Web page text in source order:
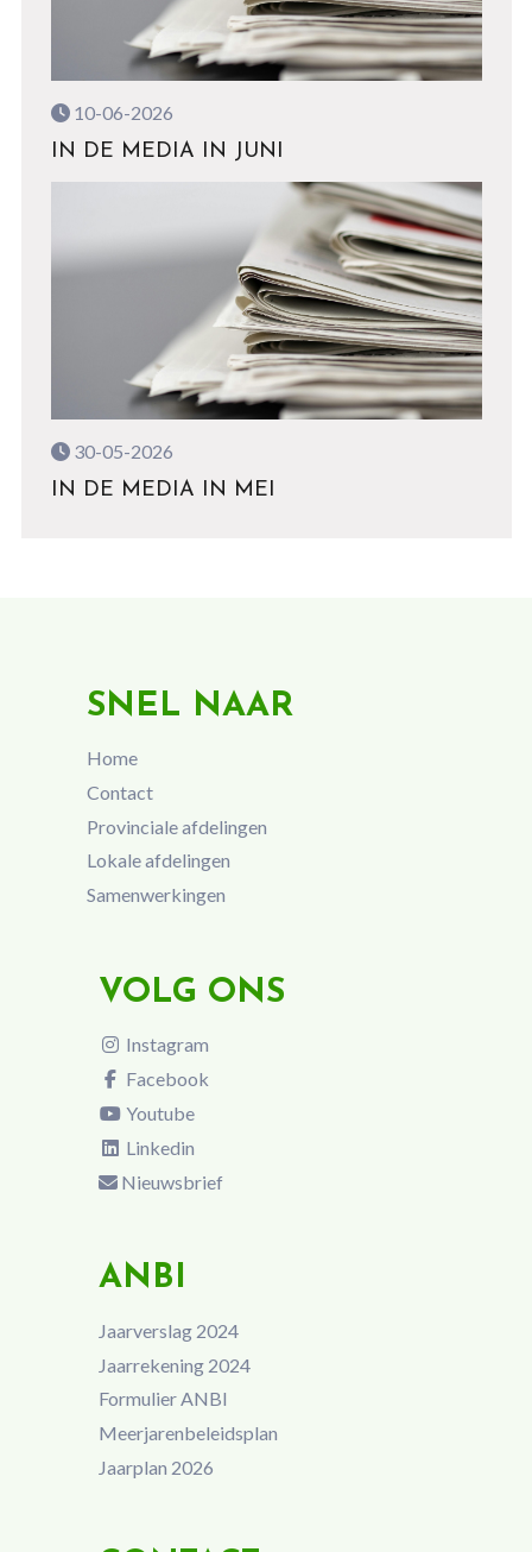
10-06-2026
IN DE MEDIA IN JUNI
30-05-2026
IN DE MEDIA IN MEI
SNEL NAAR
Home
Contact
Provinciale afdelingen
Lokale afdelingen
Samenwerkingen
VOLG ONS
Instagram
Facebook
Youtube
Linkedin
Nieuwsbrief
ANBI
Jaarverslag 2024
Jaarrekening 2024
Formulier ANBI
Meerjarenbeleidsplan
Jaarplan 2026